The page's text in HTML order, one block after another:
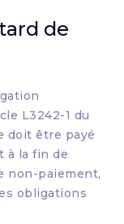
de
L3242-1 du
doit être payé
à la fin de
non-paiement,
obligations